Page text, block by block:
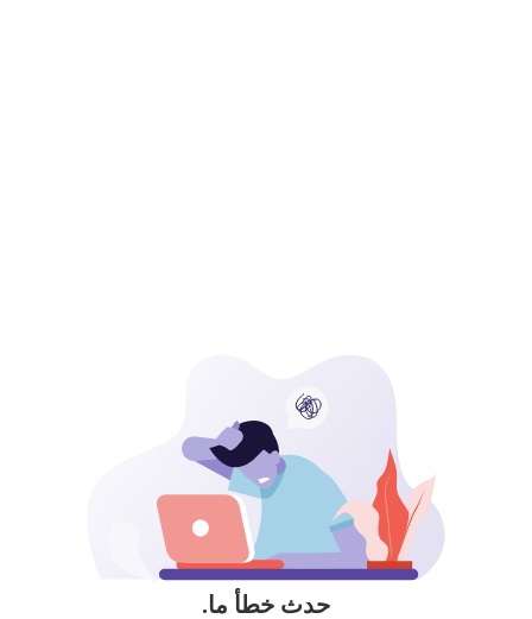
حدث خطأ ما.